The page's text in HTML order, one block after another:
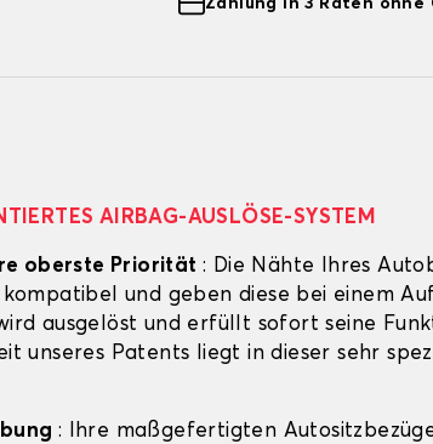
Zahlung in 3 Raten ohne
AIRBAG-AUSLÖSE-SYSTEM
oberste Priorität : Die Nähte Ihres
und geben diese bei einem
ausgelöst und erfüllt sofort seine
unseres Patents liegt in dieser sehr
: Ihre maßgefertigten